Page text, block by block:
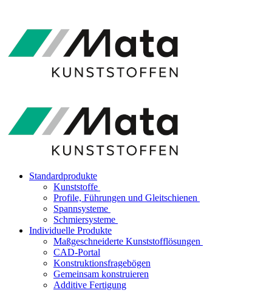
Standardprodukte
Kunststoffe
Profile, Führungen und Gleitschienen
Spannsysteme
Schmiersysteme
Individuelle Produkte
Maßgeschneiderte Kunststofflösungen
CAD-Portal
Konstruktionsfragebögen
Gemeinsam konstruieren
Additive Fertigung